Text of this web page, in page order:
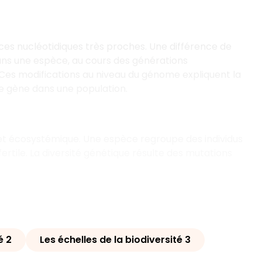
2
Les échelles de la biodiversité 3